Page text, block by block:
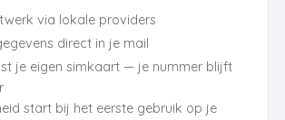
via lokale providers
direct in je mail
je eigen simkaart — je nummer blijft
start bij het eerste gebruik op je